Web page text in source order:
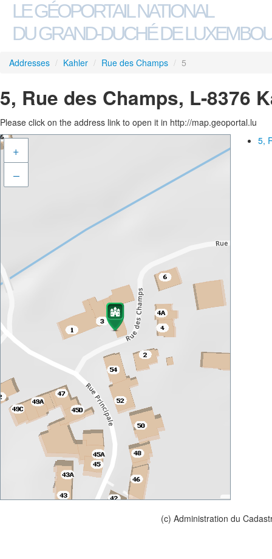
LE GÉOPORTAIL NATIONAL
DU GRAND-DUCHÉ DE
Addresses / Kahler / Rue des Champs / 5
5, Rue des Champs, L-8376
Please click on the address link to open it in http://map.geoportal.lu
+
–
5,
(c) Administration du